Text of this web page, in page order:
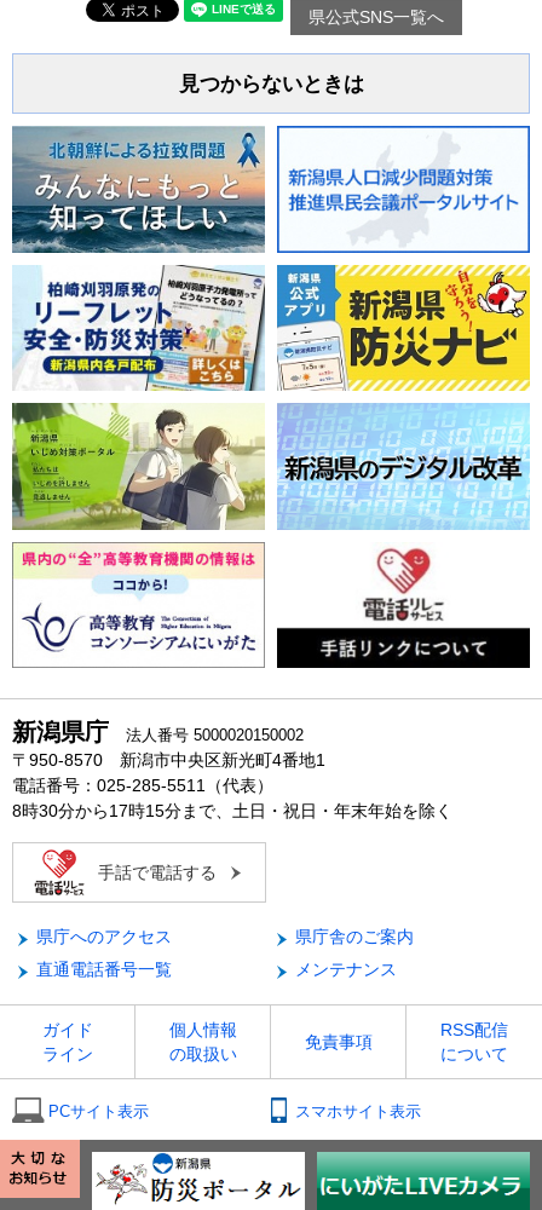
県公式SNS一覧へ
見つからないときは
新潟県庁 法人番号 5000020150002
〒950-8570 新潟市中央区新光町4番地1
電話番号：025-285-5511（代表）
8時30分から17時15分まで、土日・祝日・年末年始を除く
手話で電話する
県庁へのアクセス
県庁舎のご案内
直通電話番号一覧
メンテナンス
ガイド
ライン
個人情報
の取扱い
免責事項
RSS配信
について
PCサイト表示 スマホサイト表示